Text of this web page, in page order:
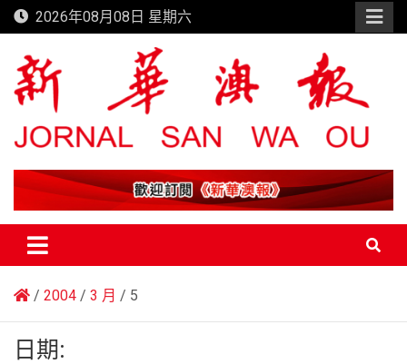
Skip
to
content
2026年08月08日 星期六
新華澳報
2004 3 月 5
日期: